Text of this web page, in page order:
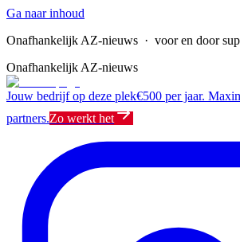
Ga naar inhoud
Onafhankelijk AZ-nieuws · voor en door
Onafhankelijk AZ-nieuws
Jouw bedrijf op deze plek€500 per jaar.
partners.Zo werkt het